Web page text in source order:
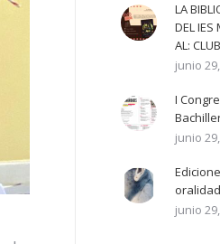
LA
DEL IES
AL:
junio
I
junio
junio